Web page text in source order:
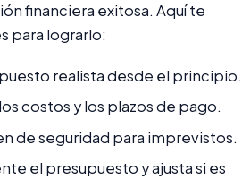
financiera exitosa. Aquí te
para lograrlo:
realista desde el principio.
costos y los plazos de pago.
de seguridad para imprevistos.
el presupuesto y ajusta si es